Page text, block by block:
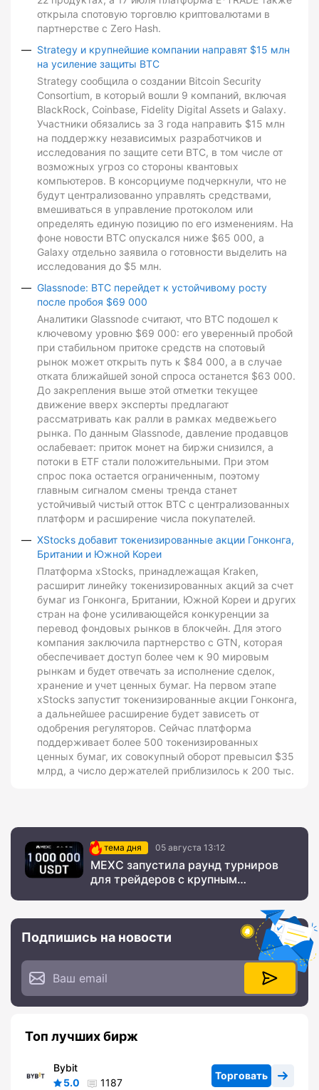
открыла спотовую торговлю криптовалютами в
партнерстве с Zero Hash.
Strategy и крупнейшие компании направят $15 млн
на усиление защиты BTC
Strategy сообщила о создании Bitcoin Security
Consortium, в который вошли 9 компаний, включая
BlackRock, Coinbase, Fidelity Digital Assets и Galaxy.
Участники обязались за 3 года направить $15 млн
на поддержку независимых разработчиков и
исследования по защите сети BTC, в том числе от
возможных угроз со стороны квантовых
компьютеров. В консорциуме подчеркнули, что не
будут централизованно управлять средствами,
вмешиваться в управление протоколом или
определять единую позицию по его изменениям. На
фоне новости BTC опускался ниже $65 000, а
Galaxy отдельно заявила о готовности выделить на
исследования до $5 млн.
Glassnode: BTC перейдет к устойчивому росту
после пробоя $69 000
Аналитики Glassnode считают, что BTC подошел к
ключевому уровню $69 000: его уверенный пробой
при стабильном притоке средств на спотовый
рынок может открыть путь к $84 000, а в случае
отката ближайшей зоной спроса останется $63 000.
До закрепления выше этой отметки текущее
движение вверх эксперты предлагают
рассматривать как ралли в рамках медвежьего
рынка. По данным Glassnode, давление продавцов
ослабевает: приток монет на биржи снизился, а
потоки в ETF стали положительными. При этом
спрос пока остается ограниченным, поэтому
главным сигналом смены тренда станет
устойчивый чистый отток BTC с централизованных
платформ и расширение числа покупателей.
XStocks добавит токенизированные акции Гонконга,
Британии и Южной Кореи
Платформа xStocks, принадлежащая Kraken,
расширит линейку токенизированных акций за счет
бумаг из Гонконга, Британии, Южной Кореи и других
стран на фоне усиливающейся конкуренции за
перевод фондовых рынков в блокчейн. Для этого
компания заключила партнерство с GTN, которая
обеспечивает доступ более чем к 90 мировым
рынкам и будет отвечать за исполнение сделок,
хранение и учет ценных бумаг. На первом этапе
xStocks запустит токенизированные акции Гонконга,
а дальнейшее расширение будет зависеть от
одобрения регуляторов. Сейчас платформа
поддерживает более 500 токенизированных
ценных бумаг, их совокупный оборот превысил $35
млрд, а число держателей приблизилось к 200 тыс.
тема дня 05 августа 13:12
MEXC запустила раунд турниров
для трейдеров с крупным
Подпишись на новости
Топ лучших бирж
Bybit
5.0
1187
Торговать